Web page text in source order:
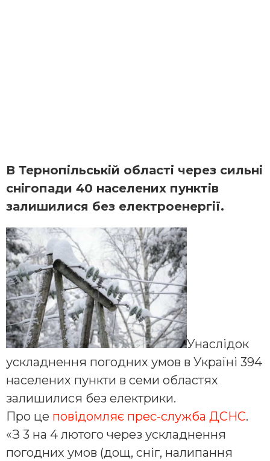
В Тернопільській області через сильні
снігопади 40 населених пунктів
залишилися без електроенергії.
Унаслідок
ускладнення погодних умов в Україні 394
населених пункти в семи областях
залишилися без електрики.
Про це повідомляє прес-служба ДСНС.
«З 3 на 4 лютого через ускладнення
погодних умов (дощ, сніг, налипання